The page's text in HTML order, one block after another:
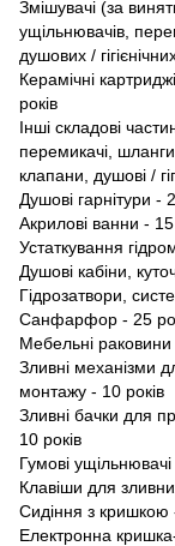
Змішувачі (за
ущільнювачів,
душових /
Керамічні
років
Інші складові
перемикачі,
клапани, душовi /
Душові гарнітури -
Акрилові ванни - 15
Устаткування
Душові кабіни,
Гідрозатвори,
Caнфарфор - 25
Мебельнi раковини
Зливні механізми
монтажу - 10 років
Зливні бачки для
10 років
Гумові ущільнювачi
Клавіши для
Сидіння з кришкою
Електронна